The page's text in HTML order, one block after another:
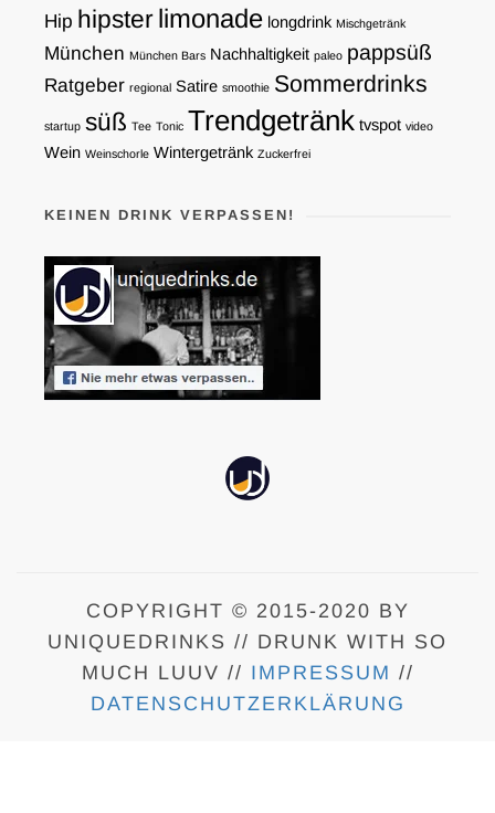
Hip hipsterlimonade longdrink Mischgetränk
München München Bars Nachhaltigkeit paleo pappsüß
Ratgeber regional Satire smoothie Sommerdrinks
startup süß Tee Tonic Trendgetränk tvspot video
Wein Weinschorle Wintergetränk Zuckerfrei
KEINEN DRINK VERPASSEN!
COPYRIGHT © 2015-2020 BY
UNIQUEDRINKS // DRUNK WITH SO
MUCH LUUV // IMPRESSUM //
DATENSCHUTZERKLÄRUNG